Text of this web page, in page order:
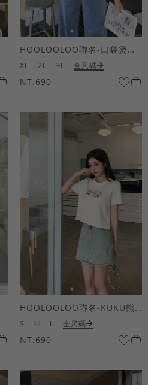
HOOLOOLOO聯名-口袋燙金KUKU熊短袖上衣
XL 2L 3L 全尺碼
NT.690
HOOLOOLOO聯名-KUKU熊蝴蝶結短袖上衣
S L 全尺碼
NT.690